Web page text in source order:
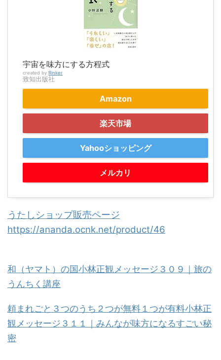
宇宙を味方にする方程式
created by Rinker
致知出版社
Amazon
楽天市場
Yahooショッピング
メルカリ
うたしショップ販売ページ
https://ananda.ocnk.net/product/46
和（ヤマト）の国小林正観メッセージ３０９｜旅の
うんちく講座
頼まれごと３つのうち２つが無料１つが有料小林正
観メッセージ３１１｜みんなが味方になるすごい秘
密